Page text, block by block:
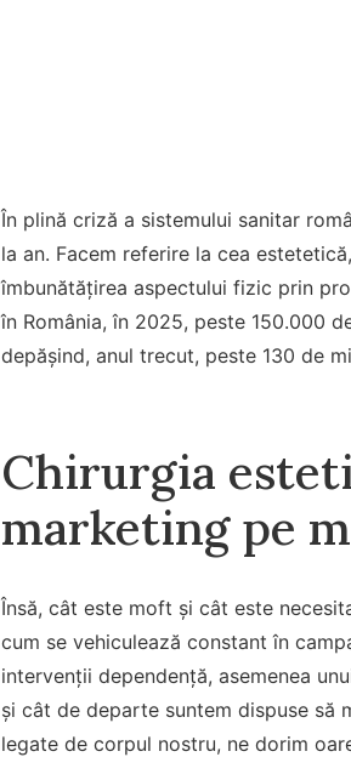
În plină criză a sistemului sanitar
la an. Facem referire la cea
îmbunătățirea aspectului fizic prin
în România, în 2025, peste 150.000
depășind, anul trecut, peste 130 de
Chirurgia
marketing pe
Însă, cât este moft și cât este
cum se vehiculează constant în
intervenții dependență, asemenea
și cât de departe suntem dispuse să
legate de corpul nostru, ne dorim